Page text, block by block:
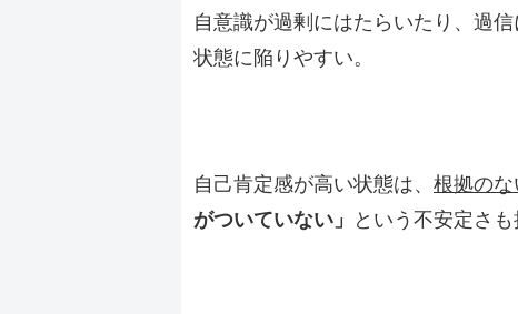
自意識が過剰にはたらいたり、過
状態に陥りやすい。
自己肯定感が高い状態は、 根拠の
がついていない」
という不安定さも